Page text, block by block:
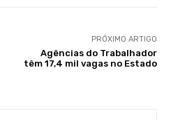
PRÓXIMO ARTIGO
Agências do Trabalhador
têm 17,4 mil vagas no Estado